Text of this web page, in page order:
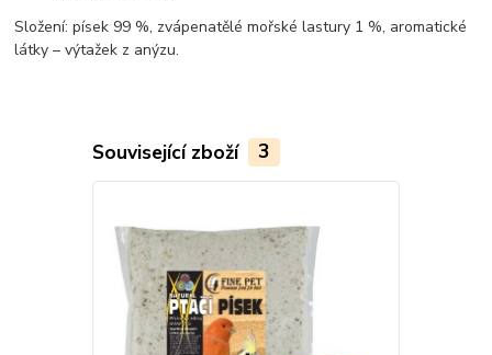
Složení: písek 99 %, zvápenatělé mořské lastury 1 %, aromatické
látky – výtažek z anýzu.
Související zboží 3